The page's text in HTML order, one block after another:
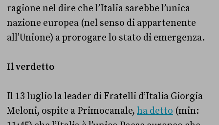
ragione nel dire che l’Italia sarebbe l’unica
nazione europea (nel senso di appartenente
all’Unione) a prorogare lo stato di emergenza.
Il verdetto
Il 13 luglio la leader di Fratelli d’Italia Giorgia
Meloni, ospite a Primocanale, ha detto (min: